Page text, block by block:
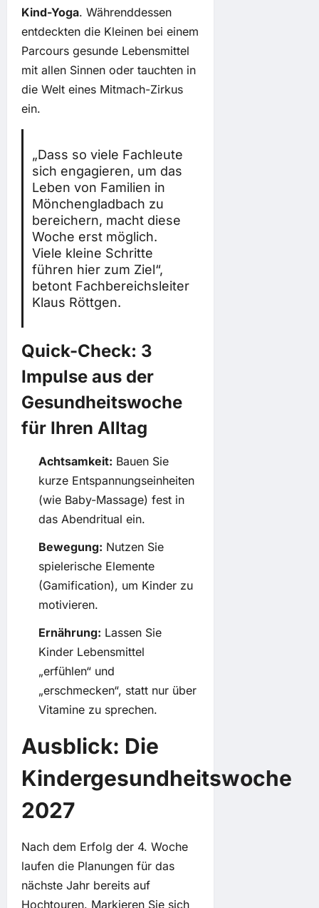
Kind-Yoga. Währenddessen
entdeckten die Kleinen bei einem
Parcours gesunde Lebensmittel
mit allen Sinnen oder tauchten in
die Welt eines Mitmach-Zirkus
ein.
„Dass so viele Fachleute
sich engagieren, um das
Leben von Familien in
Mönchengladbach zu
bereichern, macht diese
Woche erst möglich.
Viele kleine Schritte
führen hier zum Ziel“,
betont Fachbereichsleiter
Klaus Röttgen.
Quick-Check: 3
Impulse aus der
Gesundheitswoche
für Ihren Alltag
Achtsamkeit: Bauen Sie
kurze Entspannungseinheiten
(wie Baby-Massage) fest in
das Abendritual ein.
Bewegung: Nutzen Sie
spielerische Elemente
(Gamification), um Kinder zu
motivieren.
Ernährung: Lassen Sie
Kinder Lebensmittel
„erfühlen“ und
„erschmecken“, statt nur über
Vitamine zu sprechen.
Ausblick: Die
Kindergesundheitswoche
2027
Nach dem Erfolg der 4. Woche
laufen die Planungen für das
nächste Jahr bereits auf
Hochtouren. Markieren Sie sich